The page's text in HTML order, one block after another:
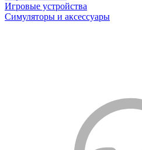
Игровые устройства
Симуляторы и аксессуары